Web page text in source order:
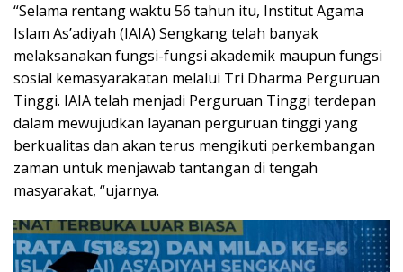
“Selama rentang waktu 56 tahun itu, Institut Agama
Islam As’adiyah (IAIA) Sengkang telah banyak
melaksanakan fungsi-fungsi akademik maupun fungsi
sosial kemasyarakatan melalui Tri Dharma Perguruan
Tinggi. IAIA telah menjadi Perguruan Tinggi terdepan
dalam mewujudkan layanan perguruan tinggi yang
berkualitas dan akan terus mengikuti perkembangan
zaman untuk menjawab tantangan di tengah
masyarakat, “ujarnya.